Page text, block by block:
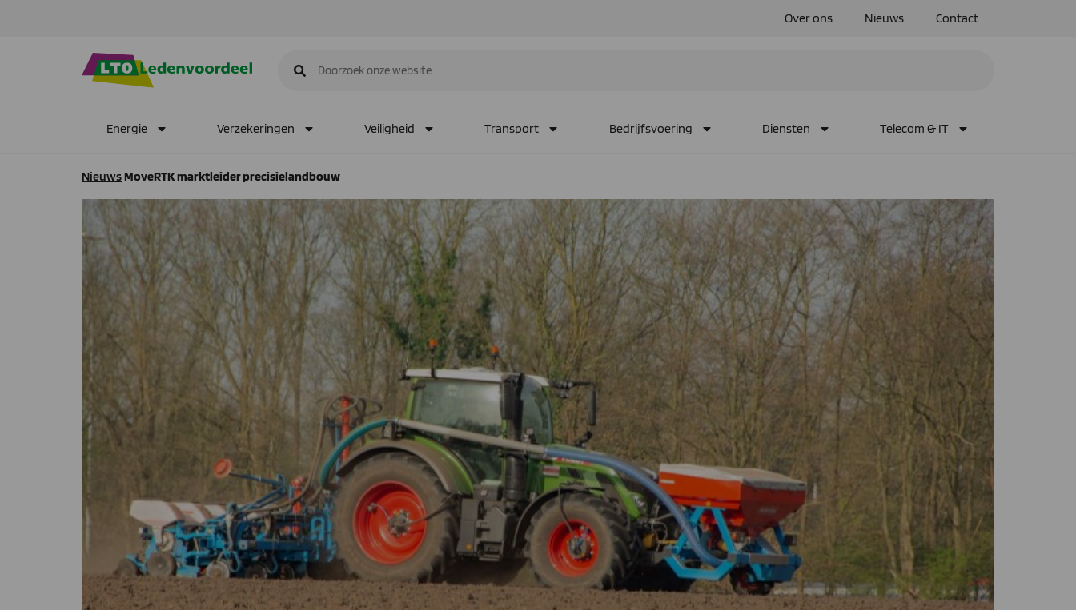
Over ons Nieuws Contact
Energie Verzekeringen Veiligheid Transport Bedrijfsvoering Diensten Telecom & IT
NieuwsMoveRTK marktleider precisielandbouw